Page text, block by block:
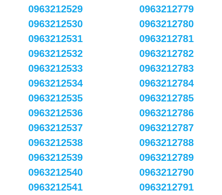
0963212529
0963212530
0963212531
0963212532
0963212533
0963212534
0963212535
0963212536
0963212537
0963212538
0963212539
0963212540
0963212541
0963212779
0963212780
0963212781
0963212782
0963212783
0963212784
0963212785
0963212786
0963212787
0963212788
0963212789
0963212790
0963212791